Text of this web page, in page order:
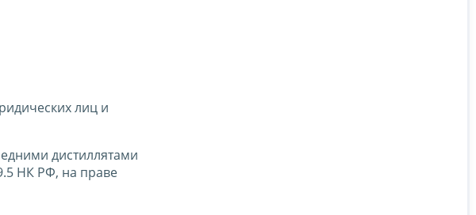
лиц и
дистиллятами
НК РФ, на праве